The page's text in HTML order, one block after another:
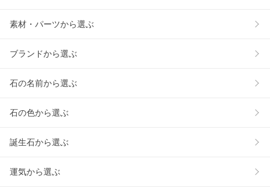
素材・パーツから選ぶ
ブランドから選ぶ
石の名前から選ぶ
石の色から選ぶ
誕生石から選ぶ
運気から選ぶ